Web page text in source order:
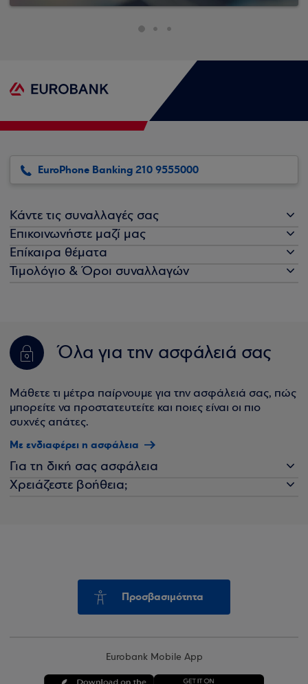
EuroPhone Banking 210 9555000
Κάντε τις συναλλαγές σας
Επικοινωνήστε μαζί μας
Επίκαιρα θέματα
Τιμολόγιο & Όροι συναλλαγών
Όλα για την ασφάλειά σας
Μάθετε τι μέτρα παίρνουμε για την ασφάλειά σας, πώς
μπορείτε να προστατευτείτε και ποιες είναι οι πιο
συχνές απάτες.
Με ενδιαφέρει η ασφάλεια
Για τη δική σας ασφάλεια
Χρειάζεστε βοήθεια;
Προσβασιμότητα
Eurobank Mobile App